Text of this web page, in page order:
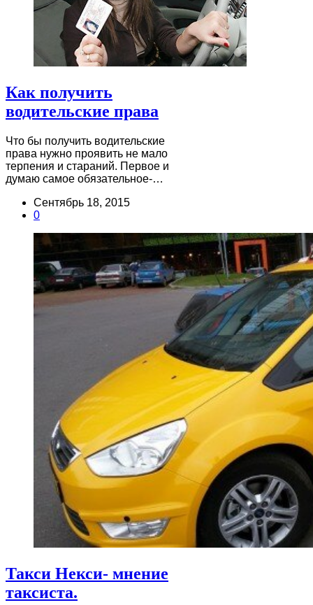
Как получить
водительские права
Что бы получить водительские
права нужно проявить не мало
терпения и стараний. Первое и
думаю самое обязательное-…
Сентябрь 18, 2015
0
Такси Некси- мнение
таксиста.